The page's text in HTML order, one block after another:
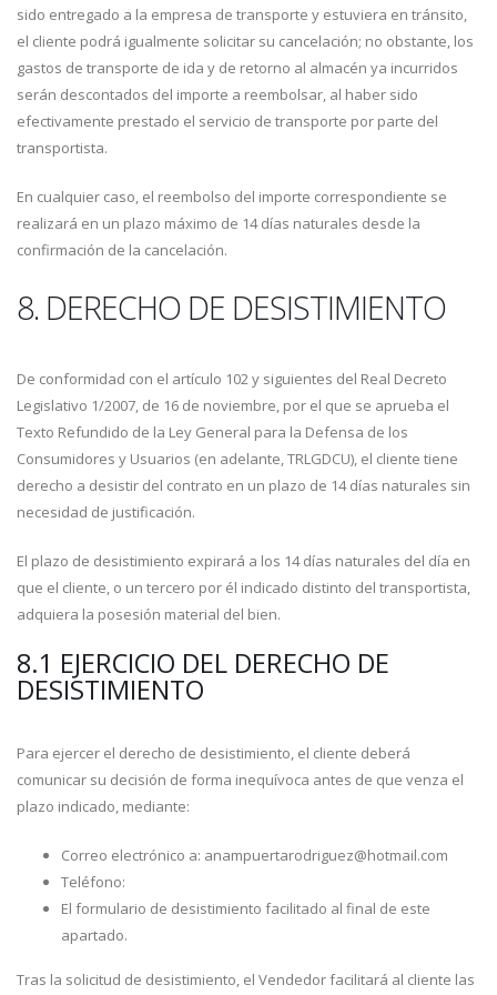
sido entregado a la empresa de transporte y estuviera en tránsito,
el cliente podrá igualmente solicitar su cancelación; no obstante, los
gastos de transporte de ida y de retorno al almacén ya incurridos
serán descontados del importe a reembolsar, al haber sido
efectivamente prestado el servicio de transporte por parte del
transportista.
En cualquier caso, el reembolso del importe correspondiente se
realizará en un plazo máximo de 14 días naturales desde la
confirmación de la cancelación.
8. DERECHO DE DESISTIMIENTO
De conformidad con el artículo 102 y siguientes del Real Decreto
Legislativo 1/2007, de 16 de noviembre, por el que se aprueba el
Texto Refundido de la Ley General para la Defensa de los
Consumidores y Usuarios (en adelante, TRLGDCU), el cliente tiene
derecho a desistir del contrato en un plazo de 14 días naturales sin
necesidad de justificación.
El plazo de desistimiento expirará a los 14 días naturales del día en
que el cliente, o un tercero por él indicado distinto del transportista,
adquiera la posesión material del bien.
8.1 EJERCICIO DEL DERECHO DE
DESISTIMIENTO
Para ejercer el derecho de desistimiento, el cliente deberá
comunicar su decisión de forma inequívoca antes de que venza el
plazo indicado, mediante:
Correo electrónico a: anampuertarodriguez@hotmail.com
Teléfono:
El formulario de desistimiento facilitado al final de este
apartado.
Tras la solicitud de desistimiento, el Vendedor facilitará al cliente las